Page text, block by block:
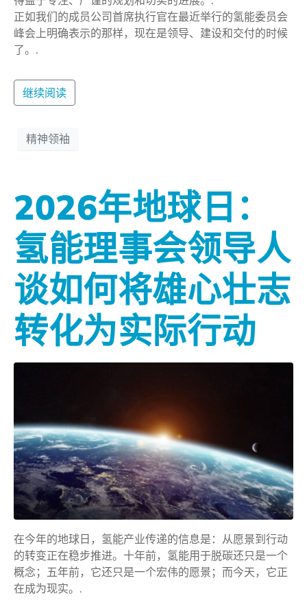
正如我们的成员公司首席执行官在最近举行的氢能委员会
峰会上明确表示的那样，现在是领导、建设和交付的时候
了。.
继续阅读
精神领袖
2026年地球日：
氢能理事会领导人
谈如何将雄心壮志
转化为实际行动
在今年的地球日，氢能产业传递的信息是：从愿景到行动
的转变正在稳步推进。十年前，氢能用于脱碳还只是一个
概念；五年前，它还只是一个宏伟的愿景；而今天，它正
在成为现实。.